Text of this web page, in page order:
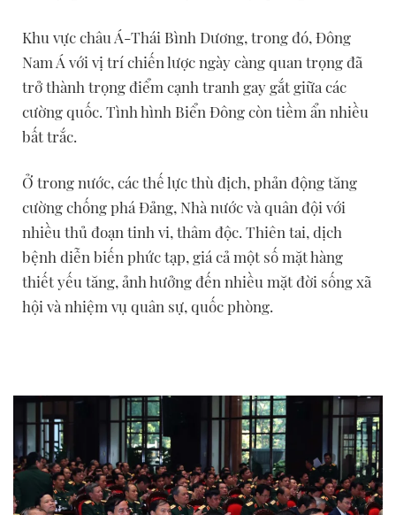
Khu vực châu Á-Thái Bình Dương, trong đó, Đông
Nam Á với vị trí chiến lược ngày càng quan trọng đã
trở thành trọng điểm cạnh tranh gay gắt giữa các
cường quốc. Tình hình Biển Đông còn tiềm ẩn nhiều
bất trắc.
Ở trong nước, các thế lực thù địch, phản động tăng
cường chống phá Đảng, Nhà nước và quân đội với
nhiều thủ đoạn tinh vi, thâm độc. Thiên tai, dịch
bệnh diễn biến phức tạp, giá cả một số mặt hàng
thiết yếu tăng, ảnh hưởng đến nhiều mặt đời sống xã
hội và nhiệm vụ quân sự, quốc phòng.